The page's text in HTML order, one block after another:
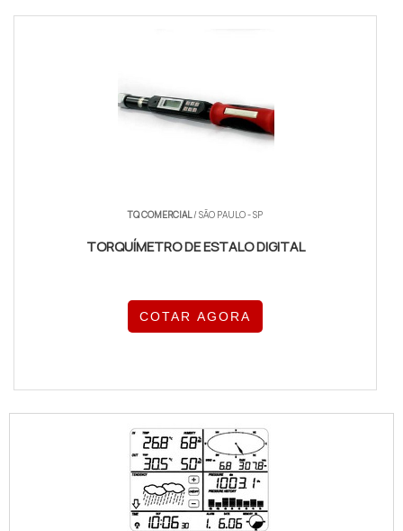
TQ COMERCIAL/ SÃO PAULO - SP
TORQUÍMETRO DE ESTALO DIGITAL
COTAR AGORA